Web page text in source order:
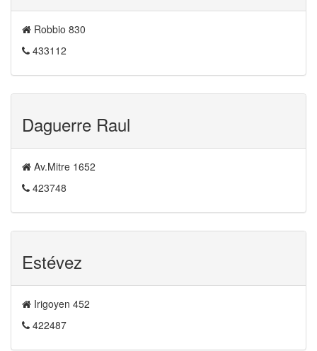
Robbio 830
433112
Daguerre Raul
Av.Mitre 1652
423748
Estévez
Irigoyen 452
422487